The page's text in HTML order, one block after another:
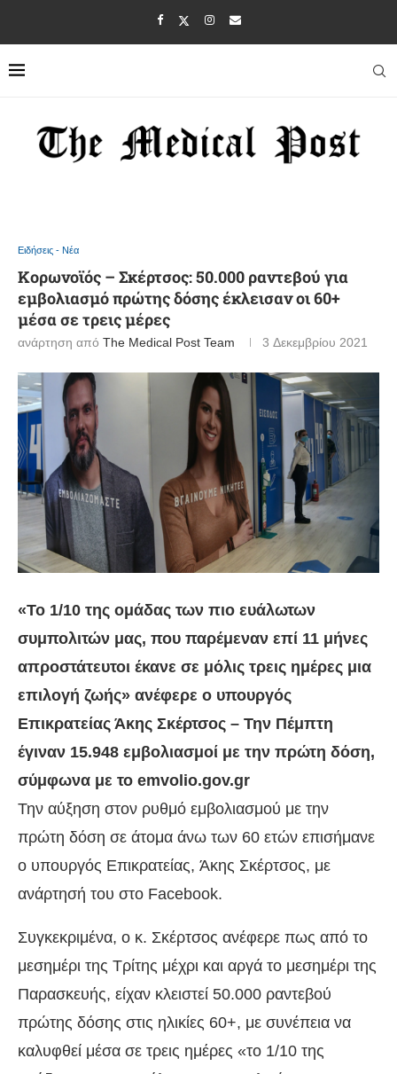
Ειδήσεις - Νέα
Κορωνοϊός – Σκέρτσος: 50.000 ραντεβού για
εμβολιασμό πρώτης δόσης έκλεισαν οι 60+
μέσα σε τρεις μέρες
ανάρτηση από The Medical Post Team 3 Δεκεμβρίου 2021
«Το 1/10 της ομάδας των πιο ευάλωτων
συμπολιτών μας, που παρέμεναν επί 11 μήνες
απροστάτευτοι έκανε σε μόλις τρεις ημέρες μια
επιλογή ζωής» ανέφερε ο υπουργός
Επικρατείας Άκης Σκέρτσος – Την Πέμπτη
έγιναν 15.948 εμβολιασμοί με την πρώτη δόση,
σύμφωνα με το emvolio.gov.gr
Την αύξηση στον ρυθμό εμβολιασμού με την
πρώτη δόση σε άτομα άνω των 60 ετών επισήμανε
ο υπουργός Επικρατείας, Άκης Σκέρτσος, με
ανάρτησή του στο Facebook.
Συγκεκριμένα, ο κ. Σκέρτσος ανέφερε πως από το
μεσημέρι της Τρίτης μέχρι και αργά το μεσημέρι της
Παρασκευής, είχαν κλειστεί 50.000 ραντεβού
πρώτης δόσης στις ηλικίες 60+, με συνέπεια να
καλυφθεί μέσα σε τρεις ημέρες «το 1/10 της